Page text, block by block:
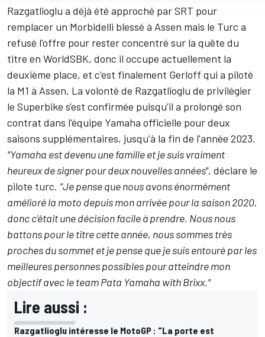
Razgatlioglu a déjà été approché par SRT pour
remplacer un Morbidelli blessé à Assen mais le Turc a
refusé l'offre pour rester concentré sur la quête du
titre en WorldSBK, donc il occupe actuellement la
deuxième place, et c'est finalement Gerloff qui a piloté
la M1 à Assen. La volonté de Razgatlioglu de privilégier
le Superbike s'est confirmée puisqu'il a prolongé son
contrat dans l'équipe Yamaha officielle pour deux
saisons supplémentaires, jusqu'à la fin de l'année 2023.
"Yamaha est devenu une famille et je suis vraiment
heureux de signer pour deux nouvelles années", déclare le
pilote turc. "Je pense que nous avons énormément
amélioré la moto depuis mon arrivée pour la saison 2020,
donc c'était une décision facile à prendre. Nous nous
battons pour le titre cette année, nous sommes très
proches du sommet et je pense que je suis entouré par les
meilleures personnes possibles pour atteindre mon
objectif avecle team Pata Yamaha with Brixx."
Lire aussi :
Razgatlioglu intéresse le MotoGP : "La porte est